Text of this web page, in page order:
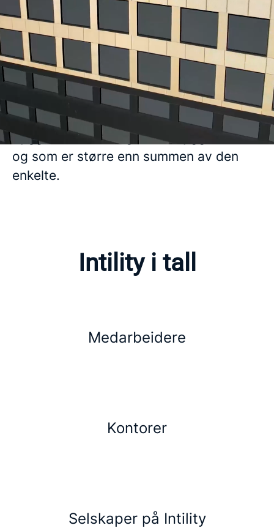
Bli en del av et unikt
arbeidsmiljø
Vi drives av en ambisjon om å vise hva
det er mulig å skape når mennesker
sammen med et langsiktig perspektiv,
bygger noe som ingen har bygget før,
og som er større enn summen av den
enkelte.
Intility i tall
Medarbeidere
Kontorer
Selskaper på Intility